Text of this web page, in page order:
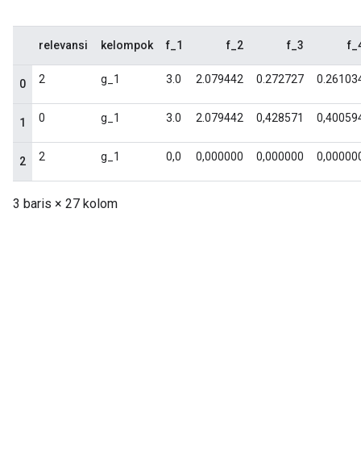
relevansi kelompok f_1 f_2 f_3
0 2 g_1 3.0 2.079442 0.272727
1 0 g_1 3.0 2.079442 0,428571
2 2 g_1 0,0 0,000000 0,000000
3 baris × 27 kolom